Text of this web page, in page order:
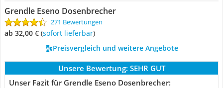
Grendle Eseno Dosenbrecher
271 Bewertungen
ab 32,00 € ( Sofort lieferbar)
Preisvergleich und weitere Angebote
Unsere Bewertung: SEHR GUT
Unser Fazit für Grendle Eseno Dosenbrecher: